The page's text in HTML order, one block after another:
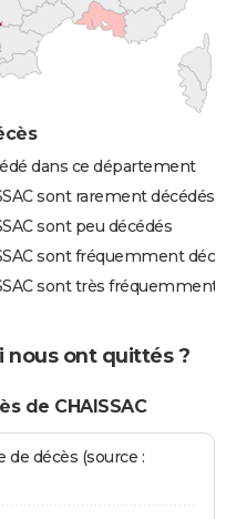
dans ce département
sont rarement décédés
sont peu décédés
sont fréquemment
sont très fréquemment
nous ont quittés ?
de CHAISSAC
décès (source :